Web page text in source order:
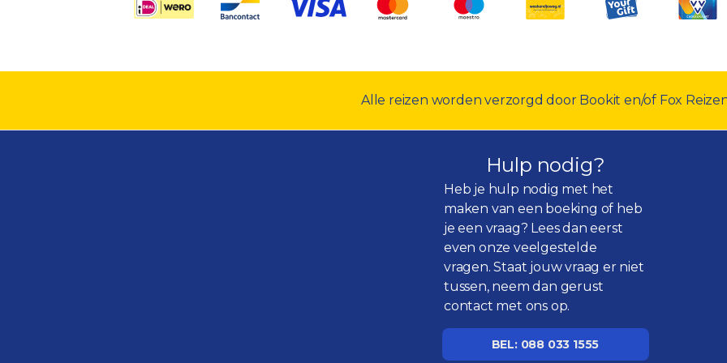
Alle reizen worden verzorgd door Bookit en/of Fox
Hulp nodig?
Heb je hulp nodig met het
maken van een boeking of heb
je een vraag? Lees dan eerst
even onzeveelgestelde
vragen. Staat jouw vraag er niet
tussen, neem dan gerust
contact met ons op.
BEL: 088 033 1555